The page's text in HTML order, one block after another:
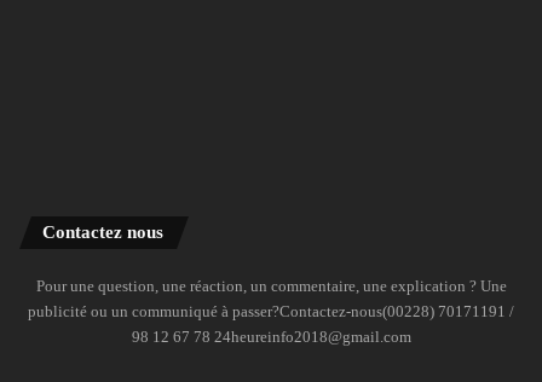
Contactez nous
Pour une question, une réaction, un commentaire, une explication ? Une
publicité ou un communiqué à passer?Contactez-nous(00228) 70171191 /
98 12 67 78 24heureinfo2018@gmail.com